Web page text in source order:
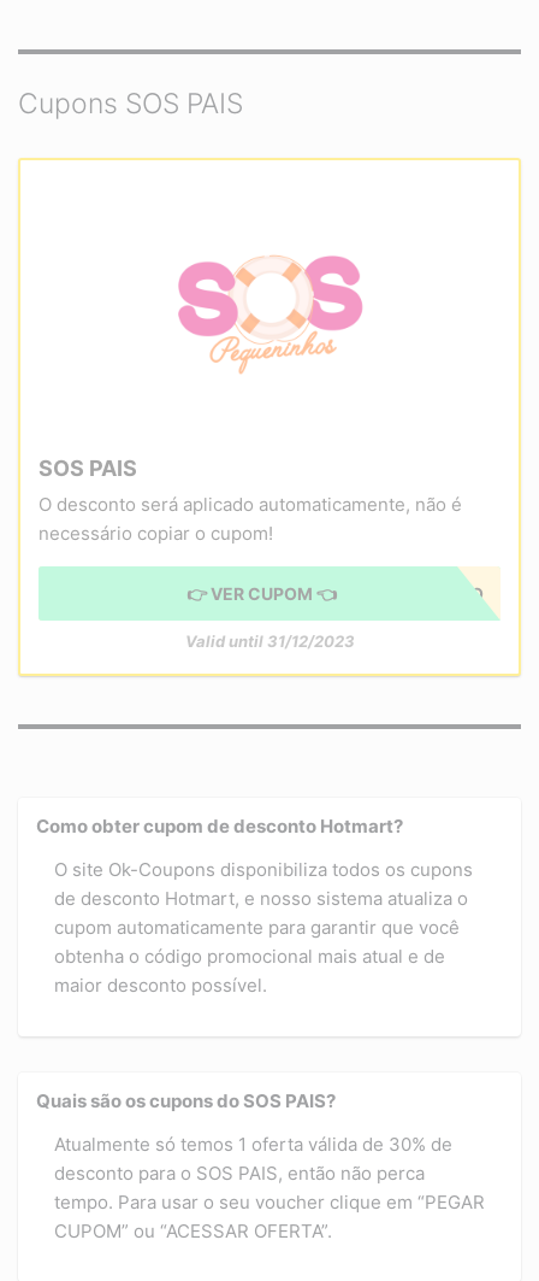
Cupons SOS PAIS
SOS PAIS
O desconto será aplicado automaticamente, não é
necessário copiar o cupom!
CUPOM APLICADO
👉 VER CUPOM 👈
Valid until 31/12/2023
Como obter cupom de desconto Hotmart?
O site Ok-Coupons disponibiliza todos os cupons
de desconto Hotmart, e nosso sistema atualiza o
cupom automaticamente para garantir que você
obtenha o código promocional mais atual e de
maior desconto possível.
Quais são os cupons do SOS PAIS?
Atualmente só temos 1 oferta válida de 30% de
desconto para o SOS PAIS, então não perca
tempo. Para usar o seu voucher clique em “PEGAR
CUPOM” ou “ACESSAR OFERTA”.